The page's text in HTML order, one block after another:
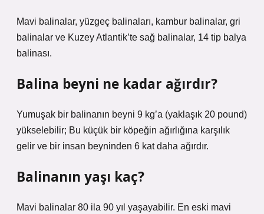
Mavi balinalar, yüzgeç balinaları, kambur balinalar, gri
balinalar ve Kuzey Atlantik’te sağ balinalar, 14 tip balya
balinası.
Balina beyni ne kadar ağırdır?
Yumuşak bir balinanın beyni 9 kg’a (yaklaşık 20 pound)
yükselebilir; Bu küçük bir köpeğin ağırlığına karşılık
gelir ve bir insan beyninden 6 kat daha ağırdır.
Balinanın yaşı kaç?
Mavi balinalar 80 ila 90 yıl yaşayabilir. En eski mavi